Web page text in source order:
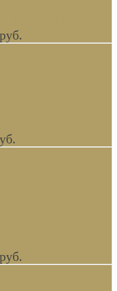
x 510 мм белая,
В НАЛИЧИИ
овальная
с рисунком синяя